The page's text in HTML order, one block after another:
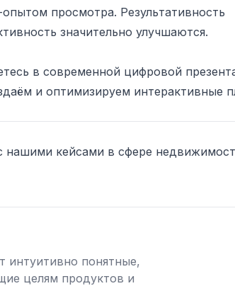
просмотра. Результативность
значительно улучшаются.
в современной цифровой
и оптимизируем интерактивные
нашими кейсами в сфере
интуитивно понятные,
целям продуктов и